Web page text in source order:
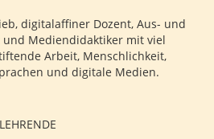
digitalaffiner Dozent, Aus- und
Mediendidaktiker mit viel
Arbeit, Menschlichkeit,
und digitale Medien.